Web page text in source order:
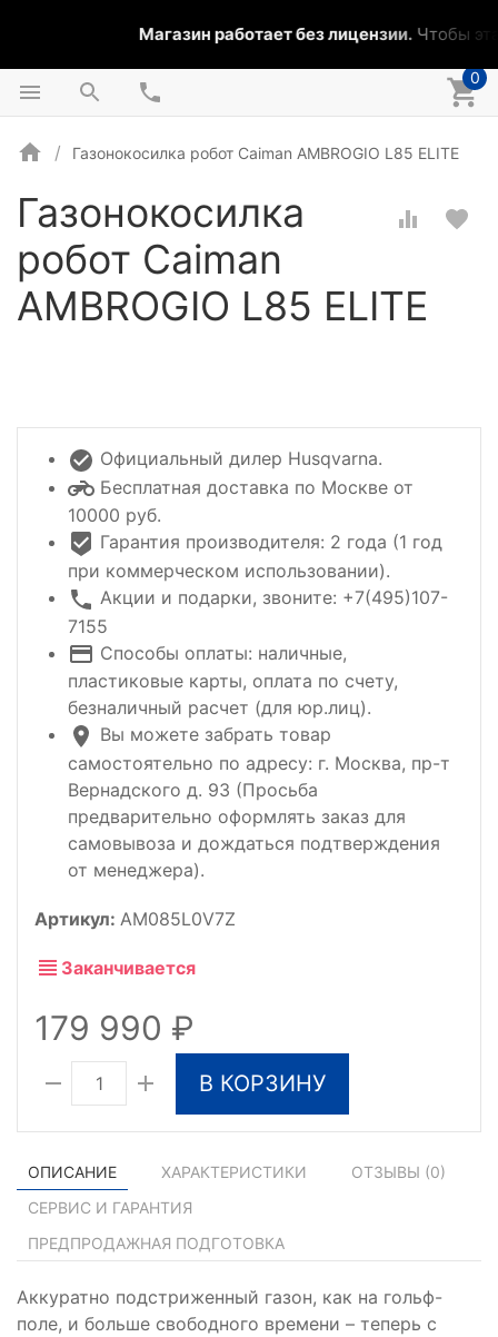
Магазин работает без лицензии.Чтобы эта
0
Газонокосилка робот Caiman AMBROGIO L85 ELITE
Газонокосилка
робот Caiman
AMBROGIO L85 ELITE
Официальный дилер Husqvarna.
Бесплатная доставка по Москве от
10000 руб.
Гарантия производителя: 2 года (1 год
при коммерческом использовании).
Акции и подарки, звоните: +7(495)107-
7155
Способы оплаты: наличные,
пластиковые карты, оплата по счету,
безналичный расчет (для юр.лиц).
Вы можете забрать товар
самостоятельно по адресу: г. Москва, пр-т
Вернадского д. 93 (Просьба
предварительно оформлять заказ для
самовывоза и дождаться подтверждения
от менеджера).
Артикул: AM085L0V7Z
Заканчивается
179 990
В КОРЗИНУ
ОПИСАНИЕ ХАРАКТЕРИСТИКИ ОТЗЫВЫ (0)
СЕРВИС И ГАРАНТИЯ
ПРЕДПРОДАЖНАЯ ПОДГОТОВКА
Аккуратно подстриженный газон, как на гольф-
поле, и больше свободного времени – теперь с